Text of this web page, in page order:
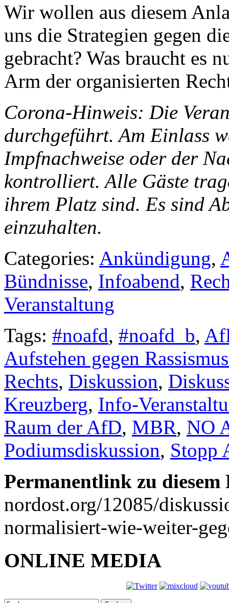
Wir wollen aus diesem
uns die Strategien gegen
gebracht? Was braucht es
Arm der organisierten
Corona-Hinweis: Die
durchgeführt. Am Einlass
Impfnachweise oder der
kontrolliert. Alle Gäste
ihrem Platz sind. Es sind
einzuhalten.
Categories: Ankündigung,
Bündnisse, Infoabend,
Veranstaltung
Tags: #noafd, #noafd_b,
Aufstehen gegen
Rechts, Diskussion,
Kreuzberg, Info-
Raum der AfD, MBR, NO
Podiumsdiskussion, Stopp
Permanentlink zu
nordost.org/12085/
normalisiert-wie-weiter-
ONLINE MEDIA